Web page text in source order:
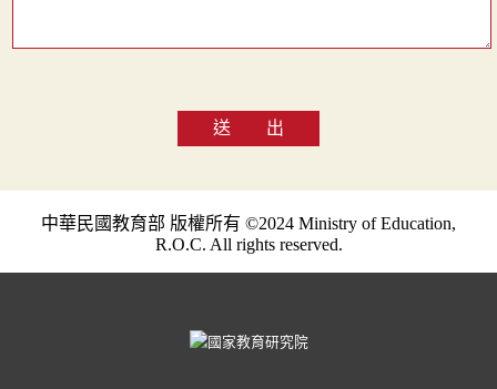
送 出
中華民國教育部 版權所有 ©2024 Ministry of Education,
R.O.C. All rights reserved.